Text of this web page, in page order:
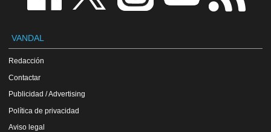
VANDAL
Redacción
Contactar
Publicidad / Advertising
Política de privacidad
Aviso legal